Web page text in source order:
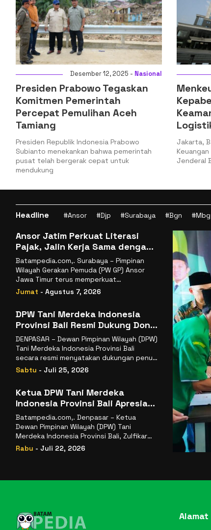
Desember 14, 2025 -Ekonomi
Menkeu: Digitalisasi Sistem
Kepabeanan Tingkatkan
Keamanan dan Kelancaran
Logistik
Jakarta, Batampedia – Kementerian
Keuangan (Kemenkeu) melalui Direktorat
Jenderal Bea dan Cukai (DJBC) meresmikan
Komisi
2025
Jakarta,
(Raker)
Keuangan
Headline #Ansor #Djp #Surabaya #Bgn #Mbg
Ansor Jatim Perkuat Literasi
Pajak, Jalin Kerja Sama dengan
DJP se-Jatim
Batampedia.com,. Surabaya – Pimpinan
Wilayah Gerakan Pemuda (PW GP) Ansor
Jawa Timur terus memperkuat
komitmennya dalam membangun
kemandirian ekonomi
Jumat - Agustus 7, 2026
DPW Tani Merdeka Indonesia
Provinsi Bali Resmi Dukung Don
Muzakir Mengisi Jabatan Wakil
Menteri Pertanian RI
DENPASAR – Dewan Pimpinan Wilayah (DPW)
Tani Merdeka Indonesia Provinsi Bali
secara resmi menyatakan dukungan penuh
kepada Ketua Umum
Sabtu - Juli 25, 2026
Ketua DPW Tani Merdeka
Indonesia Provinsi Bali Apresiasi
Penunjukan Dr. Sudaryono
sebagai Kepala Badan Gizi
Nasional
Batampedia.com,. Denpasar – Ketua
Dewan Pimpinan Wilayah (DPW) Tani
Merdeka Indonesia Provinsi Bali, Zulfikar
Wijaya, S.E., menyampaikan ucapan
Rabu - Juli 22, 2026
Alamat